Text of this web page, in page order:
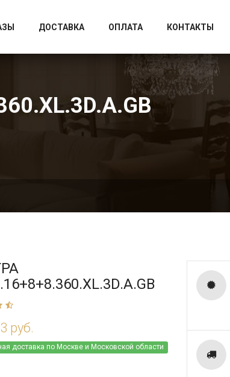
ДОСТАВКА ОПЛАТА КОНТАКТЫ
руб.
доставка по Москве и Московской области